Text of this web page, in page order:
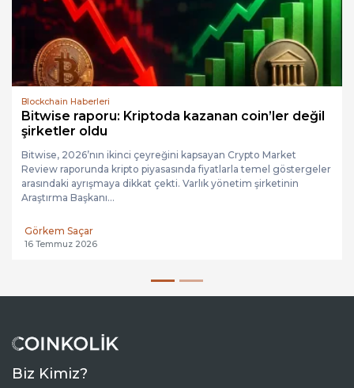
Blockchain Haberleri
Bitwise raporu: Kriptoda kazanan coin’ler değil
şirketler oldu
Bitwise, 2026’nın ikinci çeyreğini kapsayan Crypto Market
Review raporunda kripto piyasasında fiyatlarla temel göstergeler
arasındaki ayrışmaya dikkat çekti. Varlık yönetim şirketinin
Araştırma Başkanı...
Görkem Saçar
16 Temmuz 2026
Biz Kimiz?